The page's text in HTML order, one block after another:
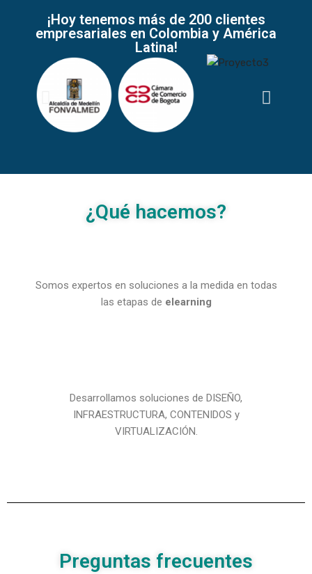
¡Hoy tenemos más de 200 clientes
empresariales en Colombia y América
Latina!
¿Qué hacemos?
Somos expertos en soluciones a la medida en todas
las etapas de elearning
Desarrollamos soluciones de DISEÑO,
INFRAESTRUCTURA, CONTENIDOS y
VIRTUALIZACIÓN.
Preguntas frecuentes